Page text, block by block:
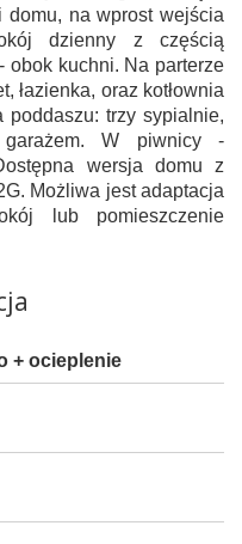
domu, na wprost wejścia
dzienny z częścią
obok kuchni. Na parterze
łazienka, oraz kotłownia
trzy sypialnie,
W piwnicy -
wersja domu z
Możliwa jest adaptacja
lub pomieszczenie
+ ocieplenie